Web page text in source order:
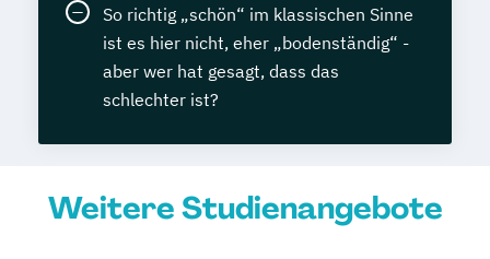
So richtig „schön“ im klassischen Sinne
ist es hier nicht, eher „bodenständig“ -
aber wer hat gesagt, dass das
schlechter ist?
Weitere Studienangebote